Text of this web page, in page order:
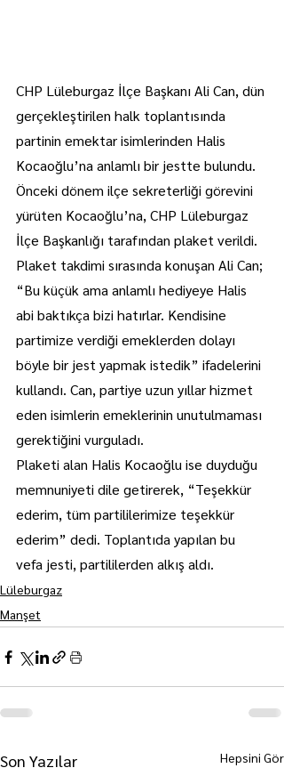
CHP Lüleburgaz İlçe Başkanı Ali Can, dün
gerçekleştirilen halk toplantısında
partinin emektar isimlerinden Halis
Kocaoğlu’na anlamlı bir jestte bulundu.
Önceki dönem ilçe sekreterliği görevini
yürüten Kocaoğlu’na, CHP Lüleburgaz
İlçe Başkanlığı tarafından plaket verildi.
Plaket takdimi sırasında konuşan Ali Can;
“Bu küçük ama anlamlı hediyeye Halis
abi baktıkça bizi hatırlar. Kendisine
partimize verdiği emeklerden dolayı
böyle bir jest yapmak istedik” ifadelerini
kullandı. Can, partiye uzun yıllar hizmet
eden isimlerin emeklerinin unutulmaması
gerektiğini vurguladı.
Plaketi alan Halis Kocaoğlu ise duyduğu
memnuniyeti dile getirerek, “Teşekkür
ederim, tüm partililerimize teşekkür
ederim” dedi. Toplantıda yapılan bu
vefa jesti, partililerden alkış aldı.
Lüleburgaz
Manşet
Son Yazılar Hepsini Gör